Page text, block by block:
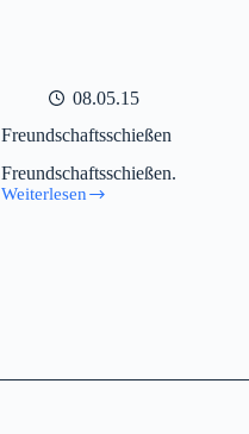
08.05.15
Freundschaftsschießen
Freundschaftsschießen.
Weiterlesen
Freundschaftsschießen